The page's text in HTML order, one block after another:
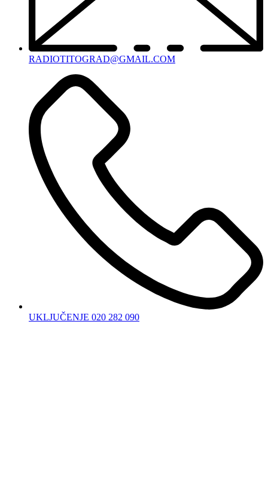
RADIOTITOGRAD@GMAIL.COM
UKLJUČENJE 020 282 090